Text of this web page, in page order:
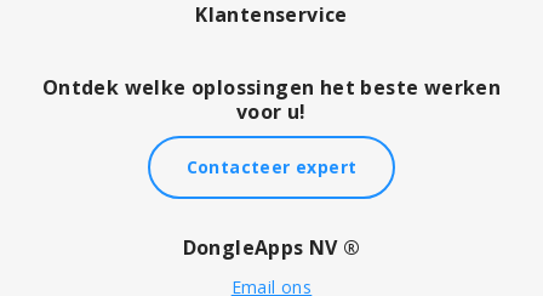
Klantenservice
Ontdek welke oplossingen het beste werken
voor u!
Contacteer expert
DongleApps NV ®
Email ons